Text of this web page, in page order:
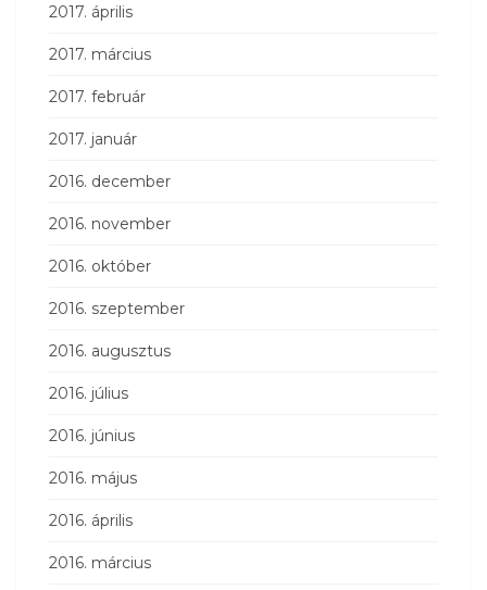
2017. április
2017. március
2017. február
2017. január
2016. december
2016. november
2016. október
2016. szeptember
2016. augusztus
2016. július
2016. június
2016. május
2016. április
2016. március